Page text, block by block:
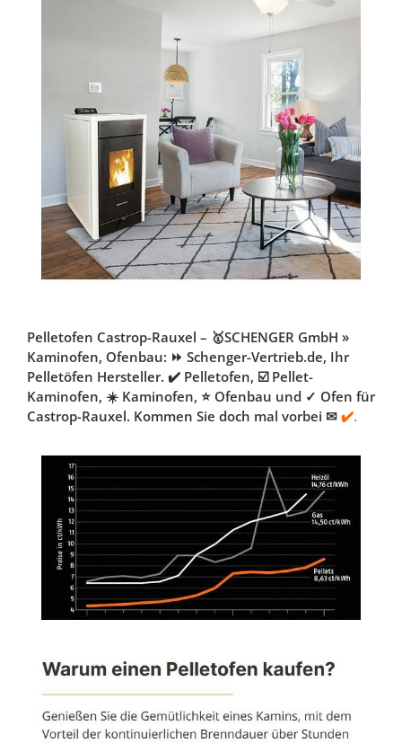
Pelletofen Castrop-Rauxel – 🥇SCHENGER GmbH »
Kaminofen, Ofenbau: ⏩ Schenger-Vertrieb.de, Ihr
Pelletöfen Hersteller. ✔️ Pelletofen, ☑️ Pellet-
Kaminofen, ☀️ Kaminofen, ⭐ Ofenbau und ✓ Ofen für
Castrop-Rauxel. Kommen Sie doch mal vorbei ✉ ✔️.